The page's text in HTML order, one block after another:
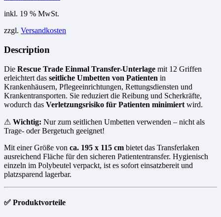
inkl. 19 % MwSt.
zzgl. Versandkosten
Description
Die Rescue Trade Einmal Transfer-Unterlage mit 12 Griffen
erleichtert das seitliche Umbetten von Patienten in
Krankenhäusern, Pflegeeinrichtungen, Rettungsdiensten und
Krankentransporten. Sie reduziert die Reibung und Scherkräfte,
wodurch das Verletzungsrisiko für Patienten minimiert wird.
⚠ Wichtig: Nur zum seitlichen Umbetten verwenden – nicht als
Trage- oder Bergetuch geeignet!
Mit einer Größe von ca. 195 x 115 cm bietet das Transferlaken
ausreichend Fläche für den sicheren Patiententransfer. Hygienisch
einzeln im Polybeutel verpackt, ist es sofort einsatzbereit und
platzsparend lagerbar.
✅ Produktvorteile